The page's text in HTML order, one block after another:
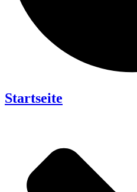
Startseite